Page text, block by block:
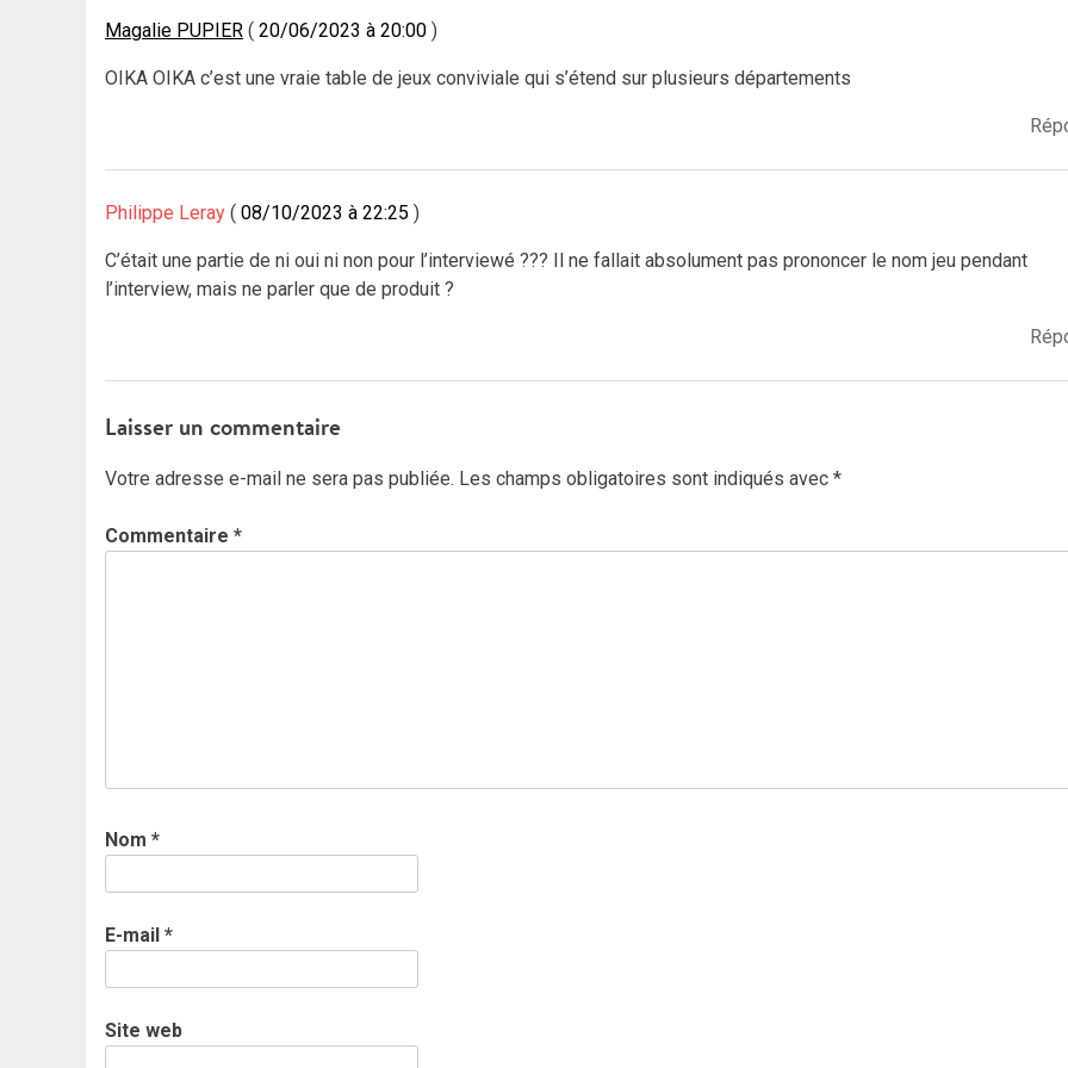
Magalie PUPIER 20/06/2023 à 20:00
OIKA OIKA c’est une vraie table de jeux conviviale qui s’étend sur plusieurs départements
Philippe Leray 08/10/2023 à 22:25
C’était une partie de ni oui ni non pour l’interviewé ??? Il ne fallait absolument pas prononcer le nom jeu pendant
l’interview, mais ne parler que de produit ?
Laisser un commentaire
Votre adresse e-mail ne sera pas publiée. Les champs obligatoires sont indiqués avec *
Commentaire *
Nom *
E-mail *
Site web